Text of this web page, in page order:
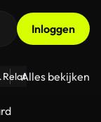
Inloggen
Relaties - Fitness
Alles bekijken